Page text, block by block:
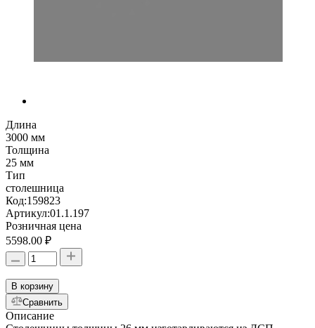
Длина
3000 мм
Толщина
25 мм
Тип
столешница
Код:159823
Артикул:01.1.197
Розничная цена
5598.00 ₽
В корзину
Сравнить
Описание